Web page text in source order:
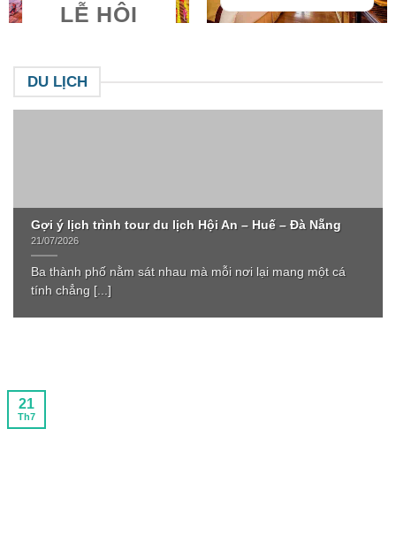
LỄ HỘI
DU LỊCH
Gợi ý lịch trình tour du lịch Hội An – Huế – Đà Nẵng
21/07/2026
Ba thành phố nằm sát nhau mà mỗi nơi lại mang một cá
tính chẳng [...]
21
Th7